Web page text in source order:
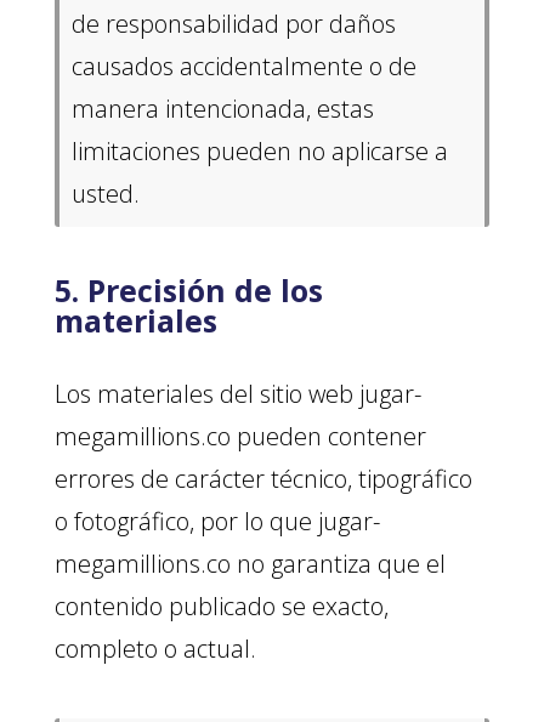
de responsabilidad por daños
causados accidentalmente o de
manera intencionada, estas
limitaciones pueden no aplicarse a
usted.
5. Precisión de los
materiales
Los materiales del sitio web jugar-
megamillions.co pueden contener
errores de carácter técnico, tipográfico
o fotográfico, por lo que jugar-
megamillions.co no garantiza que el
contenido publicado se exacto,
completo o actual.